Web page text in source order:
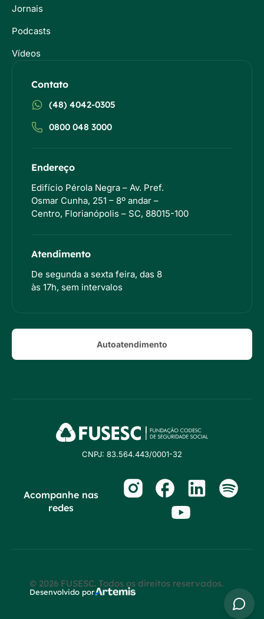
Jornais
Podcasts
Vídeos
Contato
(48) 4042-0305
0800 048 3000
Endereço
Edifício Pérola Negra – Av. Pref.
Osmar Cunha, 251 – 8º andar –
Centro, Florianópolis – SC, 88015-100
Atendimento
De segunda a sexta feira, das 8
às 17h, sem intervalos
Autoatendimento
CNPJ: 83.564.443/0001-32
Acompanhe nas
redes
© 2026 FUSESC. Todos os direitos reservados.
Desenvolvido por